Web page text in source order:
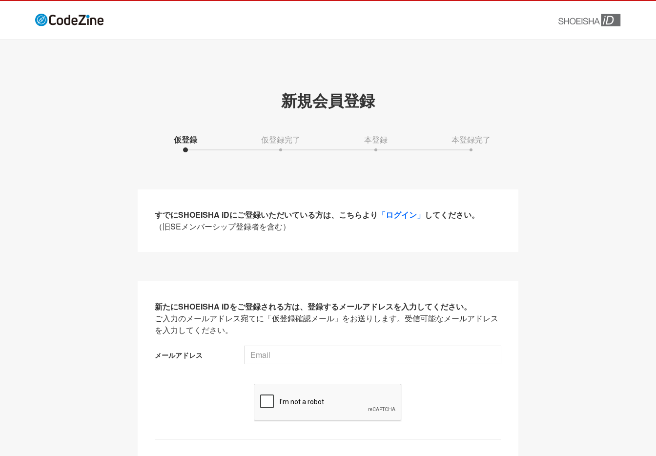
新規会員登録
仮登録 仮登録完了 本登録 本登録完了
すでにSHOEISHA iDにご登録いただいている方は、こちらより 「ログイン」 してください。
（旧SEメンバーシップ登録者を含む）
新たにSHOEISHA iDをご登録される方は、登録するメールアドレスを入力してください。
ご入力のメールアドレス宛てに「仮登録確認メール」をお送りします。受信可能なメールアドレス
を入力してください。
メールアドレス